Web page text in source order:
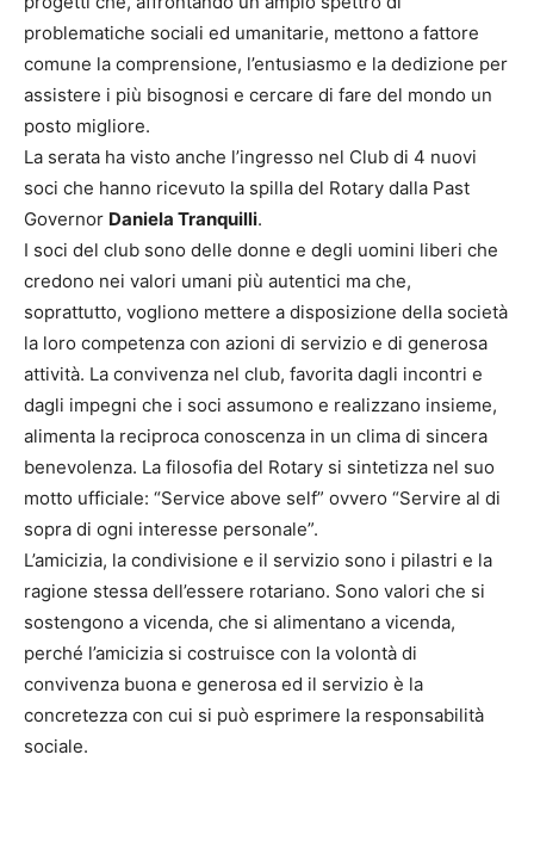
problematiche sociali ed umanitarie, mettono a fattore
comune la comprensione, l’entusiasmo e la dedizione per
assistere i più bisognosi e cercare di fare del mondo un
posto migliore.
La serata ha visto anche l’ingresso nel Club di 4 nuovi
soci che hanno ricevuto la spilla del Rotary dalla Past
Governor Daniela Tranquilli.
I soci del club sono delle donne e degli uomini liberi che
credono nei valori umani più autentici ma che,
soprattutto, vogliono mettere a disposizione della società
la loro competenza con azioni di servizio e di generosa
attività. La convivenza nel club, favorita dagli incontri e
dagli impegni che i soci assumono e realizzano insieme,
alimenta la reciproca conoscenza in un clima di sincera
benevolenza. La filosofia del Rotary si sintetizza nel suo
motto ufficiale: “Service above self” ovvero “Servire al di
sopra di ogni interesse personale”.
L’amicizia, la condivisione e il servizio sono i pilastri e la
ragione stessa dell’essere rotariano. Sono valori che si
sostengono a vicenda, che si alimentano a vicenda,
perché l’amicizia si costruisce con la volontà di
convivenza buona e generosa ed il servizio è la
concretezza con cui si può esprimere la responsabilità
sociale.